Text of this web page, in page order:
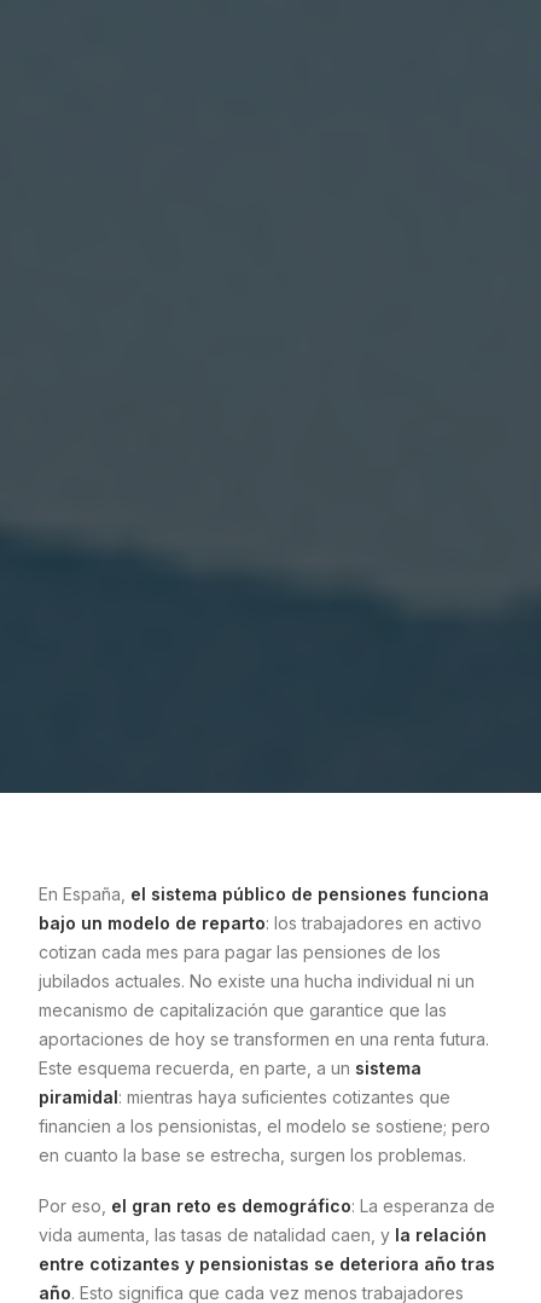
En España, el sistema público de pensiones funciona
bajo un modelo de reparto: los trabajadores en activo
cotizan cada mes para pagar las pensiones de los
jubilados actuales. No existe una hucha individual ni un
mecanismo de capitalización que garantice que las
aportaciones de hoy se transformen en una renta futura.
Este esquema recuerda, en parte, a un sistema
piramidal: mientras haya suficientes cotizantes que
financien a los pensionistas, el modelo se sostiene; pero
en cuanto la base se estrecha, surgen los problemas.
Por eso, el gran reto es demográfico: La esperanza de
vida aumenta, las tasas de natalidad caen, y la relación
entre cotizantes y pensionistas se deteriora año tras
año. Esto significa que cada vez menos trabajadores